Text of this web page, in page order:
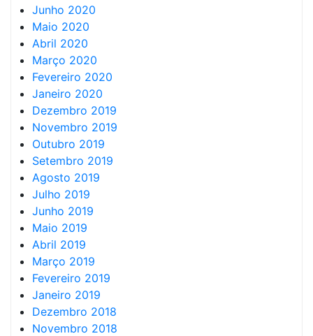
Junho 2020
Maio 2020
Abril 2020
Março 2020
Fevereiro 2020
Janeiro 2020
Dezembro 2019
Novembro 2019
Outubro 2019
Setembro 2019
Agosto 2019
Julho 2019
Junho 2019
Maio 2019
Abril 2019
Março 2019
Fevereiro 2019
Janeiro 2019
Dezembro 2018
Novembro 2018